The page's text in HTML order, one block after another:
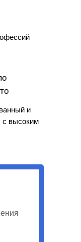
и
с высоким